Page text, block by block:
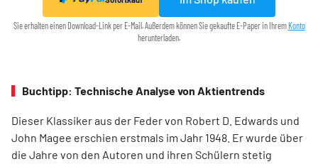
Sie erhalten einen Download-Link per E-Mail. Außerdem können Sie gekaufte E-Paper in Ihrem Konto
herunterladen.
Buchtipp: Technische Analyse von Aktientrends
Dieser Klassiker aus der Feder von Robert D. Edwards und
John Magee erschien erstmals im Jahr 1948. Er wurde über
die Jahre von den Autoren und ihren Schülern stetig